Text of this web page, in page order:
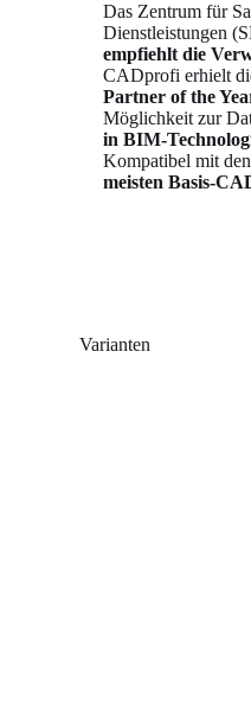
Das Zentrum für
Dienstleistungen
empfiehlt die
CADprofi erhielt
Partner of the
Möglichkeit zur
in BIM-
Kompatibel mit den
meistenBasis-
Varianten